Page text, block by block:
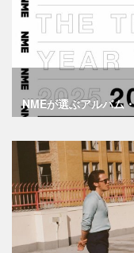
NMEが選ぶアルバム